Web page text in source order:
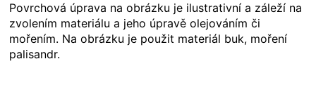
Povrchová úprava na obrázku je ilustrativní a záleží na
zvolením materiálu a jeho úpravě olejováním či
mořením. Na obrázku je použit materiál buk, moření
palisandr.